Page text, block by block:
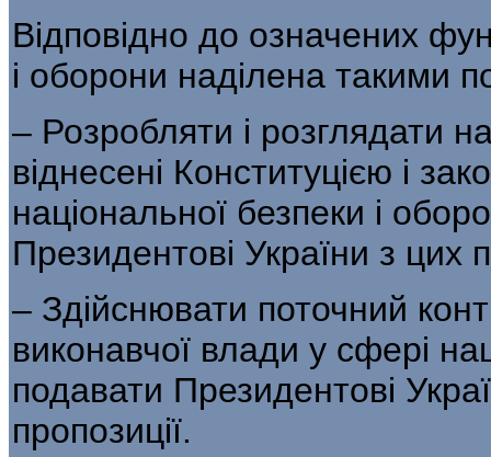
Відповідно до означених
і оборони наділена такими
– Розробляти і розглядати
віднесені Конституцією і
національної безпеки і
Президентові України з цих
– Здійснювати поточний
виконавчої влади у сфері
подавати Президентові
пропозиції.